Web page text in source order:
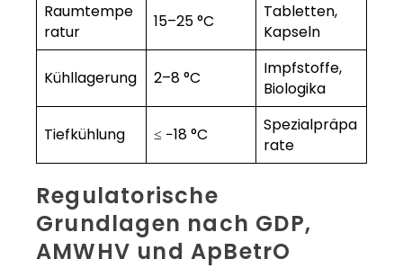
Raumtempe
ratur
15–25 °C
Tabletten,
Kapseln
Kühllagerung 2–8 °C
Impfstoffe,
Biologika
Tiefkühlung ≤ −18 °C
Spezialpräpa
rate
Regulatorische
Grundlagen nach GDP,
AMWHV und ApBetrO